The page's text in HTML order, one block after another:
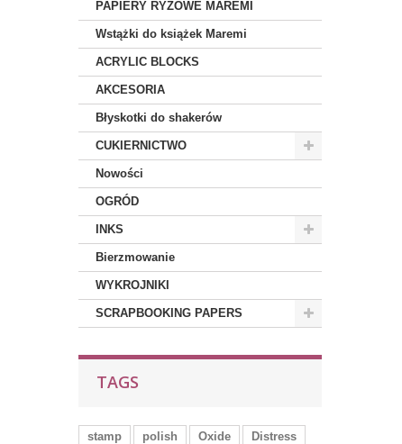
PAPIERY RYŻOWE MAREMI
Wstążki do książek Maremi
ACRYLIC BLOCKS
AKCESORIA
Błyskotki do shakerów
CUKIERNICTWO
Nowości
OGRÓD
INKS
Bierzmowanie
WYKROJNIKI
SCRAPBOOKING PAPERS
TAGS
stamp polish Oxide
Distress